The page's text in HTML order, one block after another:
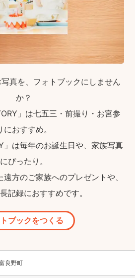
真を、フォトブックにしません
か？
」は七五三・前撮り・お宮参
におすすめ。
」は毎年のお誕生日や、家族写真
にぴったり。
方のご家族へのプレゼントや、
記録におすすめです。
ブックをつくる
良野町